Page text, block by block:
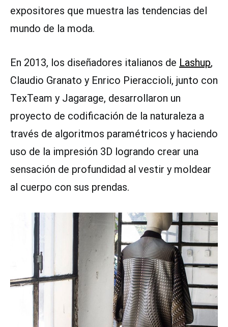
expositores que muestra las tendencias del
mundo de la moda.
En 2013, los diseñadores italianos de Lashup,
Claudio Granato y Enrico Pieraccioli, junto con
TexTeam y Jagarage, desarrollaron un
proyecto de codificación de la naturaleza a
través de algoritmos paramétricos y haciendo
uso de la impresión 3D logrando crear una
sensación de profundidad al vestir y moldear
al cuerpo con sus prendas.